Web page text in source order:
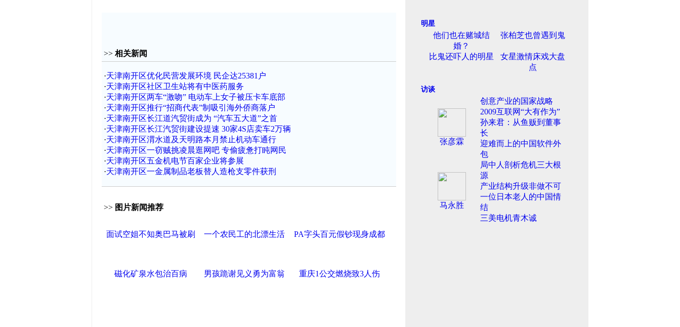
>> 相关新闻
·天津南开区优化民营发展环境 民企达25381户
·天津南开区社区卫生站将有中医药服务
·天津南开区两车“激吻” 电动车上女子被压卡车底部
·天津南开区推行“招商代表”制吸引海外侨商落户
·天津南开区长江道汽贸街成为 “汽车五大道”之首
·天津南开区长江汽贸街建设提速 30家4S店卖车2万辆
·天津南开区渭水道及天明路本月禁止机动车通行
·天津南开区一窃贼挑凌晨逛网吧 专偷疲惫打盹网民
·天津南开区五金机电节百家企业将参展
·天津南开区一金属制品老板替人造枪支零件获刑
>> 图片新闻推荐
面试空姐不知奥巴马被刷 一个农民工的北漂生活 PA字头百元假钞现身成都
磁化矿泉水包治百病 男孩跪谢见义勇为富翁 重庆1公交燃烧致3人伤
明星
他们也在赌城结
婚？
张柏芝也曾遇到鬼
比鬼还吓人的明星
女星激情床戏大盘
点
访谈
张彦霖
创意产业的国家战略
2009互联网“大有作为”
孙来君：从鱼贩到董事
长
迎难而上的中国软件外
包
马永胜
局中人剖析危机三大根
源
产业结构升级非做不可
一位日本老人的中国情
结
三美电机青木诚